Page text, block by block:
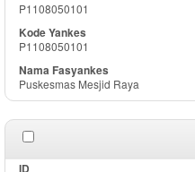
P1108050101
P1108050101
Puskesmas Mesjid Raya